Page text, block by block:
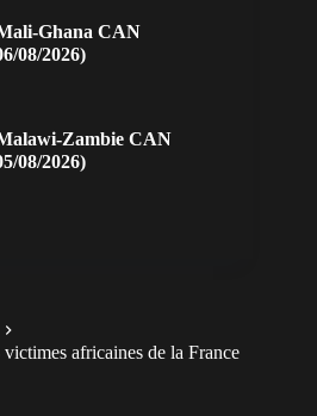
Ghana CAN
08/2026)
Zambie CAN
08/2026)
africaines de la France